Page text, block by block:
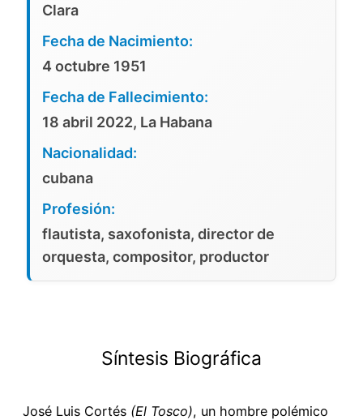
Clara
Fecha de Nacimiento:
4 octubre 1951
Fecha de Fallecimiento:
18 abril 2022, La Habana
Nacionalidad:
cubana
Profesión:
flautista, saxofonista, director de
orquesta, compositor, productor
Síntesis Biográfica
José Luis Cortés (El Tosco), un hombre polémico